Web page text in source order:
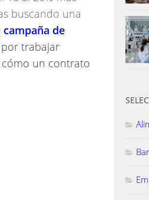
buscando una
de
trabajar
un contrato